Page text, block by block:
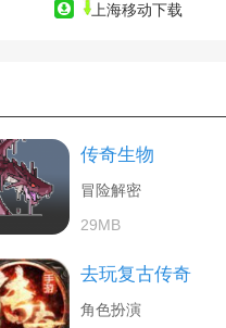
上海移动下载
传奇生物
冒险解密
29MB
去玩复古传奇
角色扮演